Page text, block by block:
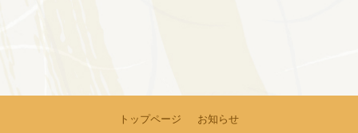
トップページ お知らせ